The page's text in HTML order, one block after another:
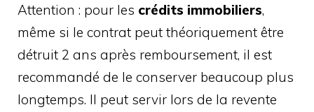
Attention : pour les crédits immobiliers,
même si le contrat peut théoriquement être
détruit 2 ans après remboursement, il est
recommandé de le conserver beaucoup plus
longtemps. Il peut servir lors de la revente